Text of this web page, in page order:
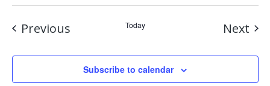
PreviousEvents Today Next
Subscribe to calendar